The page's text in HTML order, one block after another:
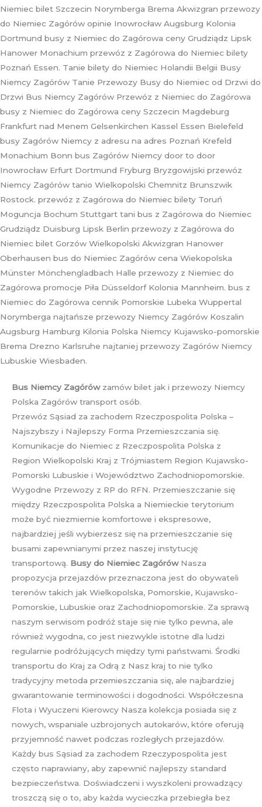
Niemiec bilet Szczecin Norymberga Brema Akwizgran przewozy
do Niemiec Zagórów opinie Inowrocław Augsburg Kolonia
Dortmund busy z Niemiec do Zagórowa ceny Grudziądz Lipsk
Hanower Monachium przewóz z Zagórowa do Niemiec bilety
Poznań Essen. Tanie bilety do Niemiec Holandii Belgii Busy
Niemcy Zagórów Tanie Przewozy Busy do Niemiec od Drzwi do
Drzwi Bus Niemcy Zagórów Przewóz z Niemiec do Zagórowa
busy z Niemiec do Zagórowa ceny Szczecin Magdeburg
Frankfurt nad Menem Gelsenkirchen Kassel Essen Bielefeld
busy Zagórów Niemcy z adresu na adres Poznań Krefeld
Monachium Bonn bus Zagórów Niemcy door to door
Inowrocław Erfurt Dortmund Fryburg Bryzgowijski przewóz
Niemcy Zagórów tanio Wielkopolski Chemnitz Brunszwik
Rostock. przewóz z Zagórowa do Niemiec bilety Toruń
Moguncja Bochum Stuttgart tani bus z Zagórowa do Niemiec
Grudziądz Duisburg Lipsk Berlin przewozy z Zagórowa do
Niemiec bilet Gorzów Wielkopolski Akwizgran Hanower
Oberhausen bus do Niemiec Zagórów cena Wiekopolska
Münster Mönchengladbach Halle przewozy z Niemiec do
Zagórowa promocje Piła Düsseldorf Kolonia Mannheim. bus z
Niemiec do Zagórowa cennik Pomorskie Lubeka Wuppertal
Norymberga najtańsze przewozy Niemcy Zagórów Koszalin
Augsburg Hamburg Kilonia Polska Niemcy Kujawsko-pomorskie
Brema Drezno Karlsruhe najtaniej przewozy Zagórów Niemcy
Lubuskie Wiesbaden.
Bus Niemcy Zagórówzamów bilet jak i przewozy Niemcy
Polska Zagórów transport osób.
Przewóz Sąsiad za zachodem Rzeczpospolita Polska –
Najszybszy i Najlepszy Forma Przemieszczania się.
Komunikacje do Niemiec z Rzeczpospolita Polska z
Region Wielkopolski Kraj z Trójmiastem Region Kujawsko-
Pomorski Lubuskie i Województwo Zachodniopomorskie.
Wygodne Przewozy z RP do RFN. Przemieszczanie się
między Rzeczpospolita Polska a Niemieckie terytorium
może być niezmiernie komfortowe i ekspresowe,
najbardziej jeśli wybierzesz się na przemieszczanie się
busami zapewnianymi przez naszej instytucję
transportową. Busy do Niemiec ZagórówNasza
propozycja przejazdów przeznaczona jest do obywateli
terenów takich jak Wielkopolska, Pomorskie, Kujawsko-
Pomorskie, Lubuskie oraz Zachodniopomorskie. Za sprawą
naszym serwisom podróż staje się nie tylko pewna, ale
również wygodna, co jest niezwykle istotne dla ludzi
regularnie podróżujących między tymi państwami. Środki
transportu do Kraj za Odrą z Nasz kraj to nie tylko
tradycyjny metoda przemieszczania się, ale najbardziej
gwarantowanie terminowości i dogodności. Współczesna
Flota i Wyuczeni Kierowcy Nasza kolekcja posiada się z
nowych, wspaniale uzbrojonych autokarów, które oferują
przyjemność nawet podczas rozległych przejazdów.
Każdy bus Sąsiad za zachodem Rzeczypospolita jest
często naprawiany, aby zapewnić najlepszy standard
bezpieczeństwa. Doświadczeni i wyszkoleni prowadzący
troszczą się o to, aby każda wycieczka przebiegła bez